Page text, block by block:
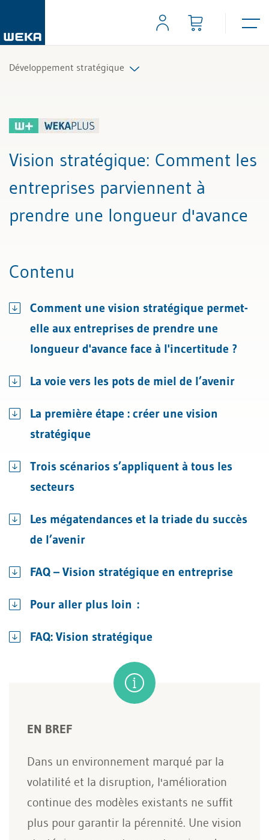
Développement stratégique
Vision stratégique: Comment les
entreprises parviennent à
prendre une longueur d'avance
Contenu
Comment une vision stratégique permet-
elle aux entreprises de prendre une
longueur d'avance face à l'incertitude ?
La voie vers les pots de miel de l’avenir
La première étape : créer une vision
stratégique
Trois scénarios s’appliquent à tous les
secteurs
Les mégatendances et la triade du succès
de l’avenir
FAQ – Vision stratégique en entreprise
Pour aller plus loin :
FAQ: Vision stratégique
EN BREF
Dans un environnement marqué par la
volatilité et la disruption, l'amélioration
continue des modèles existants ne suffit
plus pour garantir la pérennité. Une vision